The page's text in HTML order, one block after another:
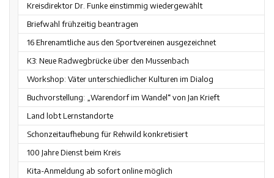
Kreisdirektor Dr. Funke einstimmig wiedergewählt
Briefwahl frühzeitig beantragen
16 Ehrenamtliche aus den Sportvereinen ausgezeichnet
K3: Neue Radwegbrücke über den Mussenbach
Workshop: Väter unterschiedlicher Kulturen im Dialog
Buchvorstellung: „Warendorf im Wandel“ von Jan Krieft
Land lobt Lernstandorte
Schonzeitaufhebung für Rehwild konkretisiert
100 Jahre Dienst beim Kreis
Kita-Anmeldung ab sofort online möglich